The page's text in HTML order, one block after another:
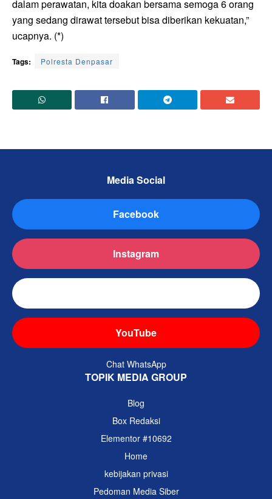
dalam perawatan, kita doakan bersama semoga 6 orang
yang sedang dirawat tersebut bisa diberikan kekuatan,”
ucapnya. (*)
Tags: Polresta Denpasar
Media Social
Facebook
Instagram
YouTube
Chat WhatsApp
TOPIK MEDIA GROUP
Blog
Box Redaksi
Elementor #10692
Home
kebijakan privasi
Pedoman Media Siber